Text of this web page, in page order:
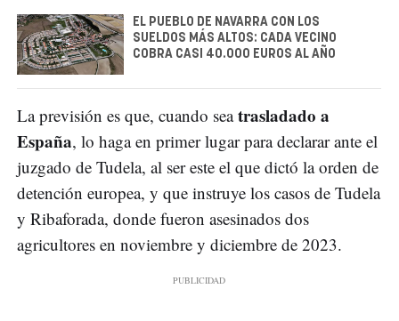
EL PUEBLO DE NAVARRA CON LOS
SUELDOS MÁS ALTOS: CADA VECINO
COBRA CASI 40.000 EUROS AL AÑO
La previsión es que, cuando seatrasladado a
España, lo haga en primer lugar para declarar ante el
juzgado de Tudela, al ser este el que dictó la orden de
detención europea, y que instruye los casos de Tudela
y Ribaforada, donde fueron asesinados dos
agricultores en noviembre y diciembre de 2023.